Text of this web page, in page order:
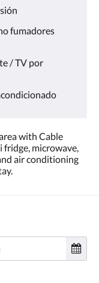
fumadores
/ TV por
with Cable
fridge, microwave,
air conditioning